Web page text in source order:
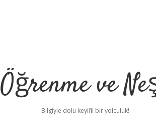
Öğrenme ve
Bilgiyle dolu keyifli bir yolculuk!